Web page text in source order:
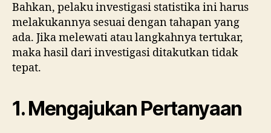
Bahkan, pelaku investigasi statistika ini harus
melakukannya sesuai dengan tahapan yang
ada. Jika melewati atau langkahnya tertukar,
maka hasil dari investigasi ditakutkan tidak
tepat.
1. Mengajukan Pertanyaan